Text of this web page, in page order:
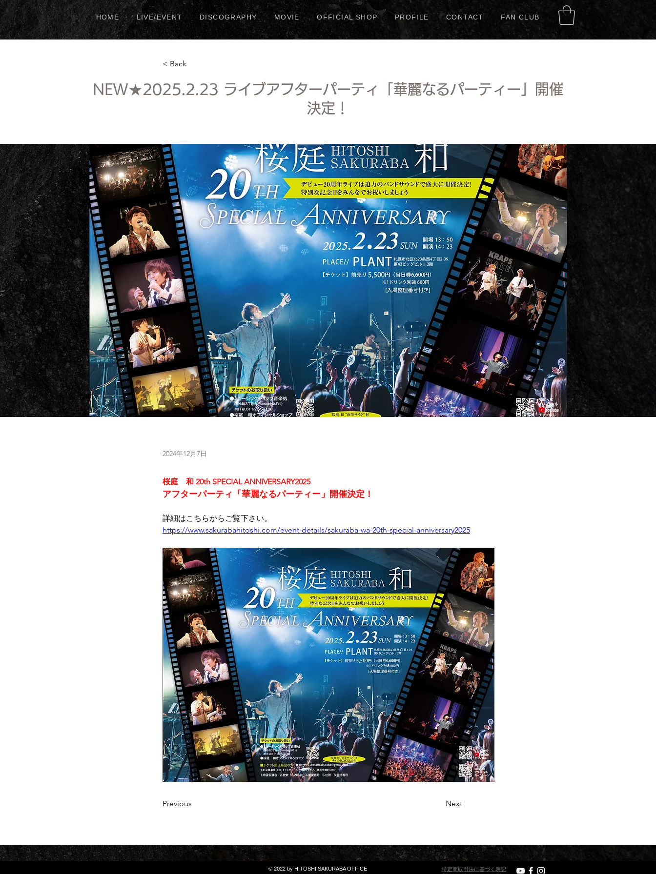
HOME LIVE/EVENT DISCOGRAPHY MOVIE OFFICIAL SHOP PROFILE CONTACT FAN CLUB
< Back
NEW★2025.2.23 ライブアフターパーティ「華麗なるパーティー」開催
決定！
2024年12月7日
桜庭　和 20th SPECIAL ANNIVERSARY2025
アフターパーティ「華麗なるパーティー」開催決定！
詳細はこちらからご覧下さい。
https://www.sakurabahitoshi.com/event-details/sakuraba-wa-20th-special-anniversary2025
Previous Next
© 2022 by HITOSHI SAKURABA OFFICE 特定商取引法に基づく表記